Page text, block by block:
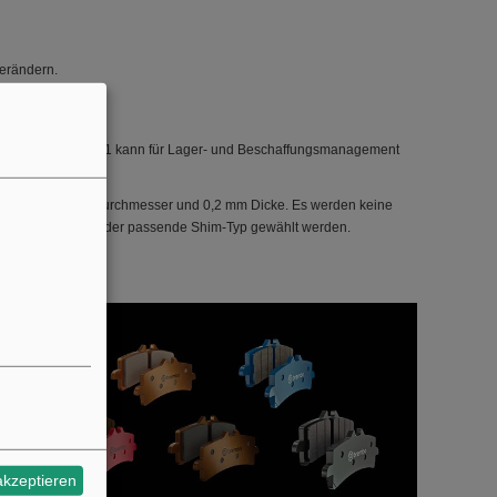
2A35-027-01 kann für Lager- und Beschaffungsmanagement
12 mm Innendurchmesser und 0,2 mm Dicke. Es werden keine
sollte der passende Shim-Typ gewählt werden.